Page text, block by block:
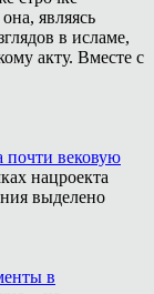
являясь
в исламе,
акту. Вместе с
почти вековую
нацроекта
выделено
в